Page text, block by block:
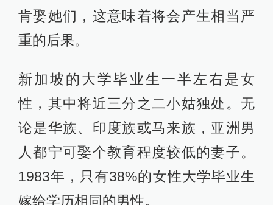
肯娶她们，这意味着将会产生相当严
重的后果。
新加坡的大学毕业生一半左右是女
性，其中将近三分之二小姑独处。无
论是华族、印度族或马来族，亚洲男
人都宁可娶个教育程度较低的妻子。
1983年，只有38%的女性大学毕业生
嫁给学历相同的男性。